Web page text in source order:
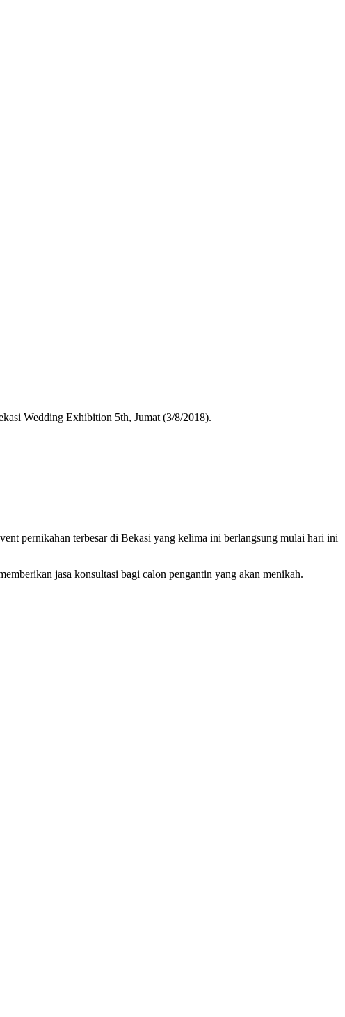
Wedding Exhibition 5th, Jumat (3/8/2018).
pernikahan terbesar di Bekasi yang kelima ini berlangsung mulai hari ini
jasa konsultasi bagi calon pengantin yang akan menikah.